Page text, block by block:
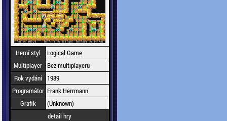
Herní styl
Logical Game
Multiplayer Bez multiplayeru
Rok vydání
1989
Programátor Frank Herrmann
Grafik
(Unknown)
detail hry